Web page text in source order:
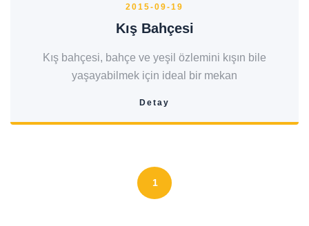
2015-09-19
Kış Bahçesi
Kış bahçesi, bahçe ve yeşil özlemini kışın bile
yaşayabilmek için ideal bir mekan
Detay
1